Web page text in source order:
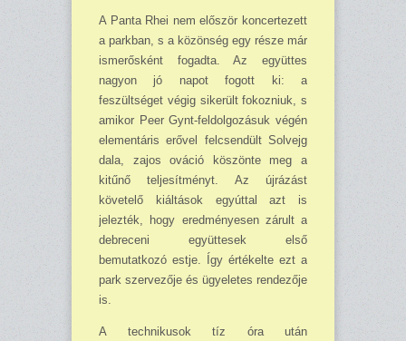
A Panta Rhei nem először koncertezett
a parkban, s a közönség egy része már
isme­rősként fogadta. Az együttes
nagyon jó napot fogott ki: a
feszültséget végig sikerült fokoz­niuk, s
amikor Peer Gynt-feldolgozásuk végén
elementáris erővel felcsendült Solvejg
dala, zajos ováció köszönte meg a
kitűnő teljesítményt. Az újrázást
követelő kiáltások egyúttal azt is
jelezték, hogy eredményesen zárult a
debreceni együttesek első
bemutatkozó estje. Így értékelte ezt a
park szervezője és ügyeletes rendezője
is.
A technikusok tíz óra után